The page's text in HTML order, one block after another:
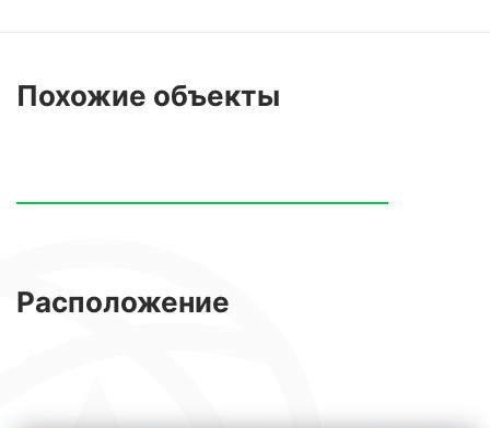
Похожие объекты
Расположение